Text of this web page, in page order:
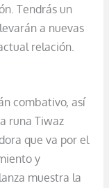
Tendrás un
a nuevas
relación.
combativo, así
runa Tiwaz
que va por el
y
muestra la